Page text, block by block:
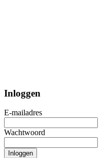
Inloggen
E-mailadres
Wachtwoord
Inloggen